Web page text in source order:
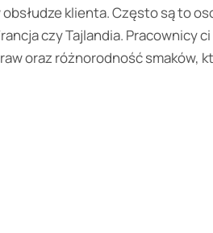
klienta. Często są to
czy Tajlandia. Pracownicy
oraz różnorodność smaków,